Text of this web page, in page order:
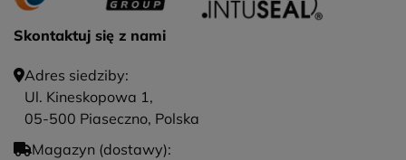
Skontaktuj się z nami
Adres siedziby:
Ul. Kineskopowa 1,
05-500 Piaseczno, Polska
Magazyn (dostawy):